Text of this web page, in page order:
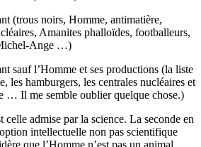
(trous noirs, Homme, antimatière,
Amanites phalloïdes, footballeurs,
Ange …)
sauf l’Homme et ses productions (la liste
les hamburgers, les centrales nucléaires et
… Il me semble oublier quelque chose.)
admise par la science. La seconde en
intellectuelle non pas scientifique
que l’Homme n’est pas un animal